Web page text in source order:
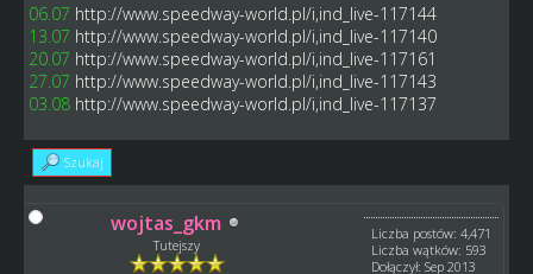
06.07 http://www.speedway-world.pl/i,ind_live-117144
13.07 http://www.speedway-world.pl/i,ind_live-117140
20.07 http://www.speedway-world.pl/i,ind_live-117161
27.07 http://www.speedway-world.pl/i,ind_live-117143
03.08 http://www.speedway-world.pl/i,ind_live-117137
Szukaj
wojtas_gkm
Tutejszy
Liczba postów: 4,471
Liczba wątków: 593
Dołączył: Sep 2013